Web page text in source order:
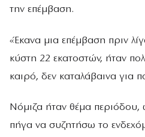
την επέμβαση.
«Έκανα μια επέμβαση πριν
κύστη 22 εκατοστών, ήταν
καιρό, δεν καταλάβαινα για
Νόμιζα ήταν θέμα περιόδου,
πήγα να συζητήσω το